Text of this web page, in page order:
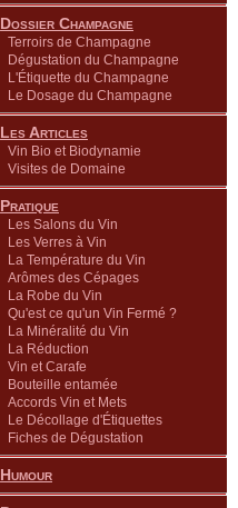
Dossier Champagne
Terroirs de Champagne
Dégustation du Champagne
L'Étiquette du Champagne
Le Dosage du Champagne
Les Articles
Vin Bio et Biodynamie
Visites de Domaine
Pratique
Les Salons du Vin
Les Verres à Vin
La Température du Vin
Arômes des Cépages
La Robe du Vin
Qu'est ce qu'un Vin Fermé ?
La Minéralité du Vin
La Réduction
Vin et Carafe
Bouteille entamée
Accords Vin et Mets
Le Décollage d'Étiquettes
Fiches de Dégustation
Humour